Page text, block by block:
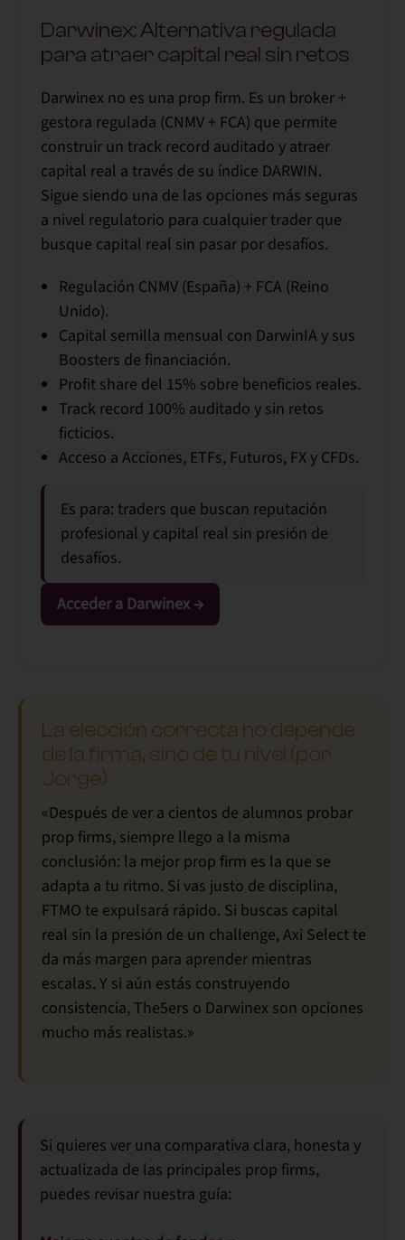
Darwinex: Alternativa regulada
para atraer capital real sin retos
Darwinex no es una prop firm. Es un broker +
gestora regulada (CNMV + FCA) que permite
construir un track record auditado y atraer
capital real a través de su índice DARWIN.
Sigue siendo una de las opciones más seguras
a nivel regulatorio para cualquier trader que
busque capital real sin pasar por desafíos.
Regulación CNMV (España) + FCA (Reino
Unido).
Capital semilla mensual con DarwinIA y sus
Boosters de financiación.
Profit share del 15% sobre beneficios reales.
Track record 100% auditado y sin retos
ficticios.
Acceso a Acciones, ETFs, Futuros, FX y CFDs.
Es para: traders que buscan reputación
profesional y capital real sin presión de
desafíos.
Acceder a Darwinex →
La elección correcta no depende
de la firma, sino de tu nivel (por
Jorge)
«Después de ver a cientos de alumnos probar
prop firms, siempre llego a la misma
conclusión: la mejor prop firm es la que se
adapta a tu ritmo. Si vas justo de disciplina,
FTMO te expulsará rápido. Si buscas capital
real sin la presión de un challenge, Axi Select te
da más margen para aprender mientras
escalas. Y si aún estás construyendo
consistencia, The5ers o Darwinex son opciones
mucho más realistas.»
Si quieres ver una comparativa clara, honesta y
actualizada de las principales prop firms,
puedes revisar nuestra guía: